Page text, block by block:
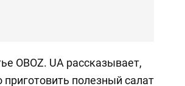
OBOZ. UA рассказывает,
приготовить полезный салат